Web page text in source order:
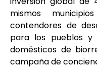
mismos
contendores de
para los pueblos y
domésticos de
campaña de